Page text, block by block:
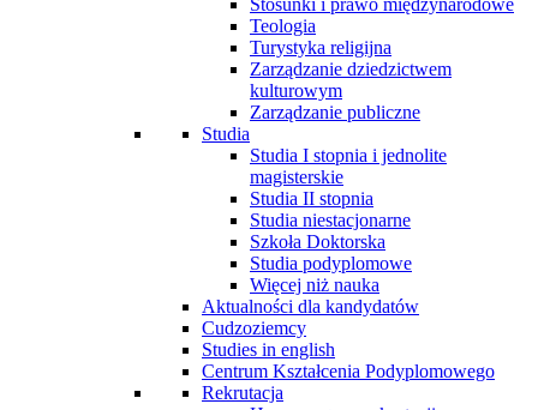
Stosunki i prawo międzynarodowe
Teologia
Turystyka religijna
Zarządzanie dziedzictwem
kulturowym
Zarządzanie publiczne
Studia
Studia I stopnia i jednolite
magisterskie
Studia II stopnia
Studia niestacjonarne
Szkoła Doktorska
Studia podyplomowe
Więcej niż nauka
Aktualności dla kandydatów
Cudzoziemcy
Studies in english
Centrum Kształcenia Podyplomowego
Rekrutacja